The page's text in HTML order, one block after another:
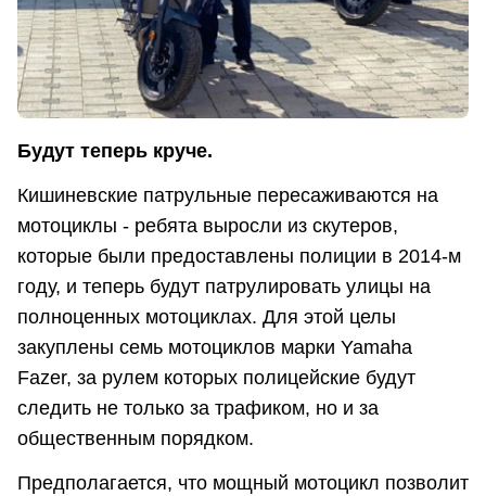
Будут теперь круче.
Кишиневские патрульные пересаживаются на
мотоциклы - ребята выросли из скутеров,
которые были предоставлены полиции в 2014-м
году, и теперь будут патрулировать улицы на
полноценных мотоциклах. Для этой целы
закуплены семь мотоциклов марки Yamaha
Fazer, за рулем которых полицейские будут
следить не только за трафиком, но и за
общественным порядком.
Предполагается, что мощный мотоцикл позволит